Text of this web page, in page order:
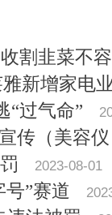
割韭菜不
新增家电
“过气命”
传（美容
2023-08-01
”赛道